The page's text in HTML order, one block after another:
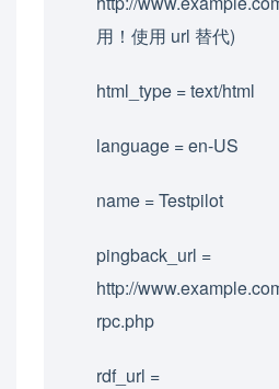
用！使用 url 替代)
html_type = text/html
language = en-US
name = Testpilot
pingback_url =
http://
rpc.php
rdf_url =